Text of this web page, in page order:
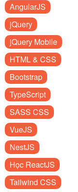
AngularJS
jQuery
jQuery Mobile
HTML & CSS
Bootstrap
TypeScript
SASS CSS
VueJS
NestJS
Học ReactJS
Tailwind CSS